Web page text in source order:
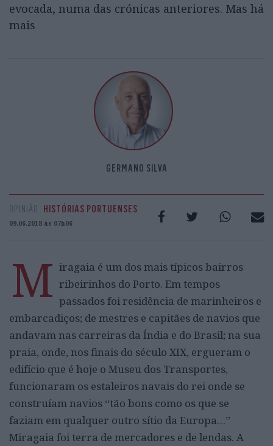
evocada, numa das crónicas anteriores. Mas há
mais
GERMANO SILVA
OPINIÃO HISTÓRIAS PORTUENSES
09.06.2018 às 07h06
M iragaia é um dos mais típicos bairros
ribeirinhos do Porto. Em tempos
passados foi residência de marinheiros e
embarcadiços; de mestres e capitães de navios que
andavam nas carreiras da Índia e do Brasil; na sua
praia, onde, nos finais do século XIX, ergueram o
edifício que é hoje o Museu dos Transportes,
funcionaram os estaleiros navais do rei onde se
construíam navios “tão bons como os que se
faziam em qualquer outro sítio da Europa…”
Miragaia foi terra de mercadores e de lendas. A